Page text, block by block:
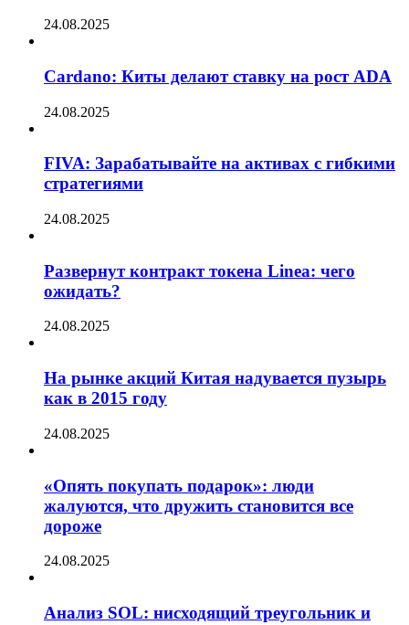
24.08.2025
Cardano: Киты делают ставку на рост ADA
24.08.2025
FIVA: Зарабатывайте на активах с гибкими
стратегиями
24.08.2025
Развернут контракт токена Linea: чего
ожидать?
24.08.2025
На рынке акций Китая надувается пузырь
как в 2015 году
24.08.2025
«Опять покупать подарок»: люди
жалуются, что дружить становится все
дороже
24.08.2025
Анализ SOL: нисходящий треугольник и